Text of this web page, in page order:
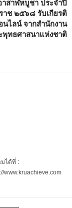
าสาฬหบูชา ประจำปี
าช ๒๕๖๘ รับเกียรติ
นไลน์ จากสำนักงาน
พุทธศาสนาแห่งชาติ
ได้ที่ :
www.kruachieve.com